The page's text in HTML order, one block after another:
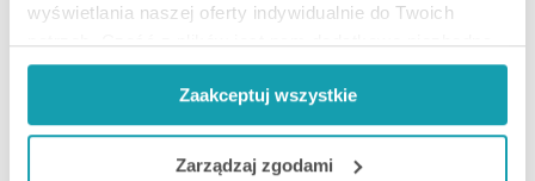
wyświetlania naszej oferty indywidualnie do Twoich
potrzeb. Część z plików jest nam dodatkowo niezbędna
do prawidłowego działania Portalu oraz jego
funkcjonalności. W zależności od funkcji, dane o tym jak
korzystasz z naszej witryny będą również przekazywane
do naszych Partnerów marketingowych i analitycznych.
Zaakceptuj wszystkie
Zarządzaj zgodami
ZOBACZ TEŻ